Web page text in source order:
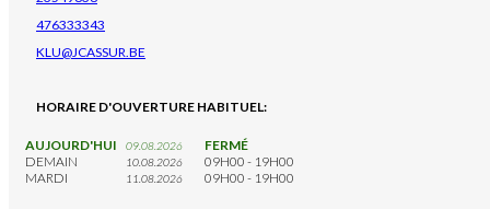
476333343
KLU@JCASSUR.BE
HORAIRE D'OUVERTURE HABITUEL:
AUJOURD'HUI 09.08.2026
FERMÉ
DEMAIN
10.08.2026
09H00 - 19H00
MARDI
11.08.2026 09H00 - 19H00